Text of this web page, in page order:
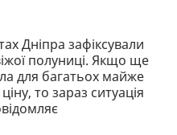
Дніпра зафіксували
полуниці. Якщо ще
для багатьох майже
то зараз ситуація